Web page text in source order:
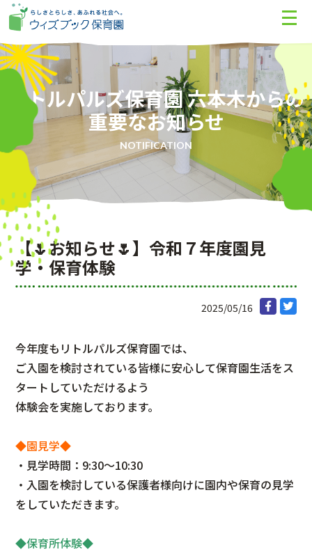
リトルパルズ保育園 六本木からの
重要なお知らせ
NOTIFICATION
【🌷お知らせ🌷】令和７年度園見
学・保育体験
2025/05/16
今年度もリトルパルズ保育園では、
ご入園を検討されている皆様に安心して保育園生活をス
タートしていただけるよう
体験会を実施しております。
◆園見学◆
・見学時間：9:30～10:30
・入園を検討している保護者様向けに園内や保育の見学
をしていただきます。
◆保育所体験◆